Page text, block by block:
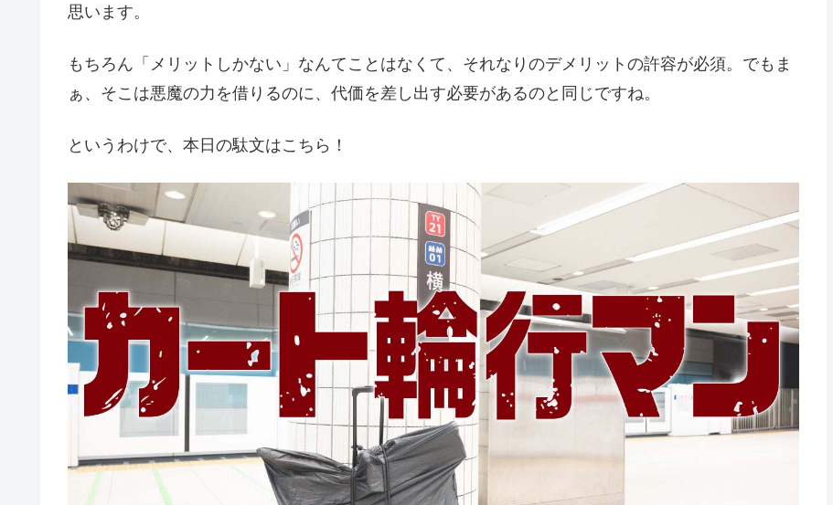
思います。
もちろん「メリットしかない」なんてことはなくて、それなりのデメリットの許容が必須。でもま
ぁ、そこは悪魔の力を借りるのに、代価を差し出す必要があるのと同じですね。
というわけで、本日の駄文はこちら！